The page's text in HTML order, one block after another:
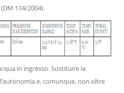
174/2004).
in ingresso. Sostituire la
e, comunque, non oltre